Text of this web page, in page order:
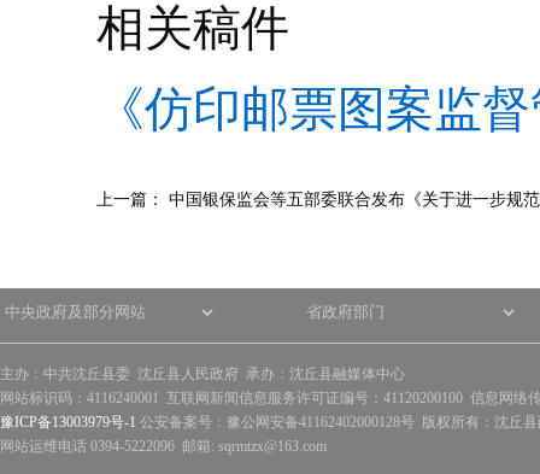
相关稿件
《仿印邮票图案监
上一篇： 中国银保监会等五部委联合发布《关于进一步规
主办：中共沈丘县委 沈丘县人民政府 承办：沈丘县融媒体中心
网站标识码：4116240001 互联网新闻信息服务许可证编号：41120200100 信息网络
豫ICP备13003979号-1 公安备案号：豫公网安备41162402000128号 版权所有：沈丘
网站运维电话 0394-5222096 邮箱: sqrmtzx@163.com